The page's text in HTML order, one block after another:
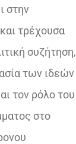
στην
τρέχουσα
συζήτηση,
των ιδεών
τον ρόλο του
στο